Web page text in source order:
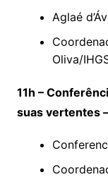
Aglaé
Oliva/
11h –
suas vertentes